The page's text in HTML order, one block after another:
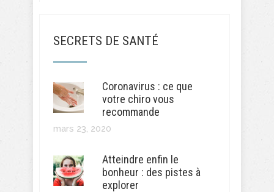
SECRETS DE SANTÉ
Coronavirus : ce que
votre chiro vous
recommande
mars 23, 2020
Atteindre enfin le
bonheur : des pistes à
explorer